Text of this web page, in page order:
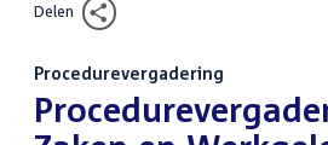
Delen
Procedurevergadering
: